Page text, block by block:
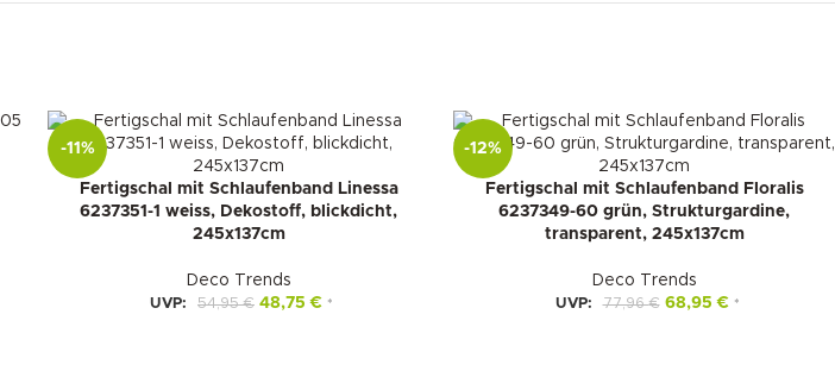
-11%
Fertigschal mit Schlaufenband Linessa
6237351-1 weiss, Dekostoff, blickdicht,
245x137cm
Deco Trends
UVP: 54,95€ 48,75€ *
-12%
Fertigschal mit Schlaufenband Floralis
6237349-60 grün, Strukturgardine,
transparent, 245x137cm
Deco Trends
UVP: 77,96€ 68,95€ *